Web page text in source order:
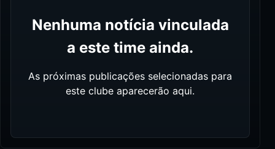
Nenhuma notícia vinculada
a este time ainda.
As próximas publicações selecionadas para
este clube aparecerão aqui.